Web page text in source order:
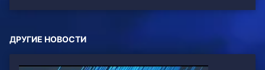
ДРУГИЕ НОВОСТИ